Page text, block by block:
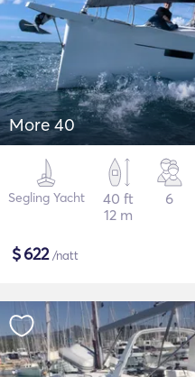
More 40
Segling Yacht
40 ft
12 m
6
$622/natt